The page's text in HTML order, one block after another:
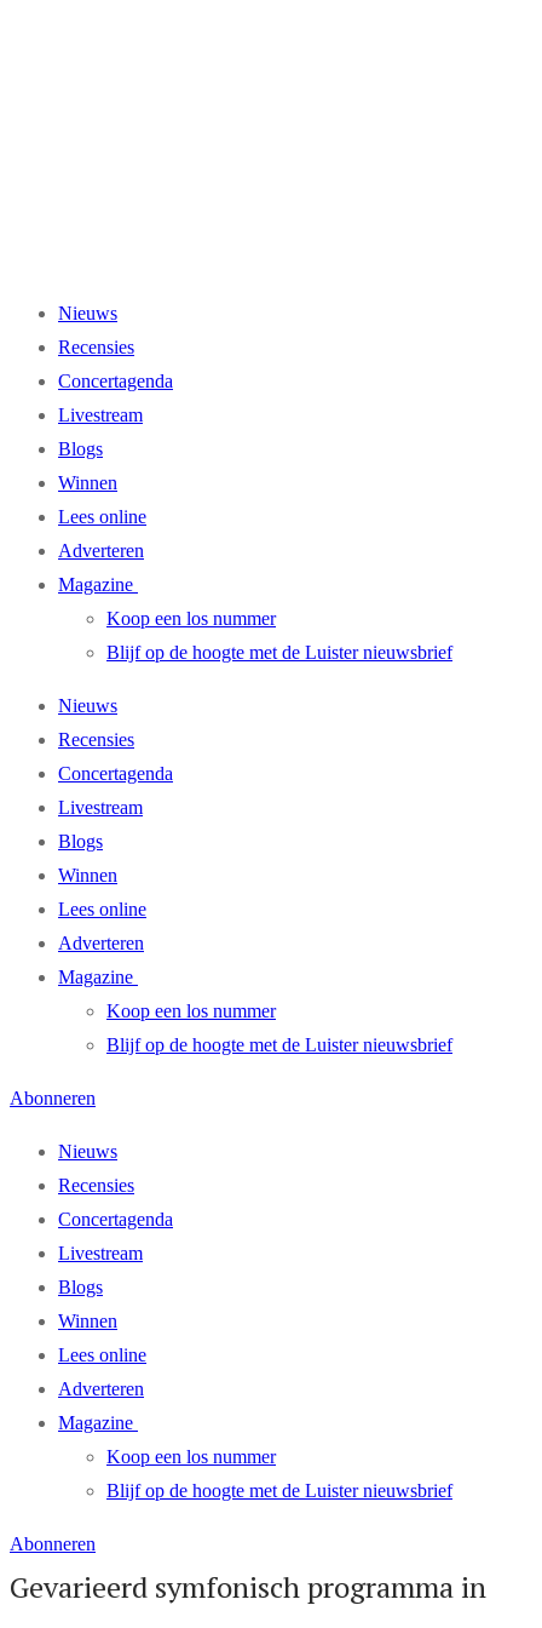
Nieuws
Recensies
Concertagenda
Livestream
Blogs
Winnen
Lees online
Adverteren
Magazine
Koop een los nummer
Blijf op de hoogte met de Luister nieuwsbrief
Nieuws
Recensies
Concertagenda
Livestream
Blogs
Winnen
Lees online
Adverteren
Magazine
Koop een los nummer
Blijf op de hoogte met de Luister nieuwsbrief
Abonneren
Nieuws
Recensies
Concertagenda
Livestream
Blogs
Winnen
Lees online
Adverteren
Magazine
Koop een los nummer
Blijf op de hoogte met de Luister nieuwsbrief
Abonneren
Gevarieerd symfonisch programma in